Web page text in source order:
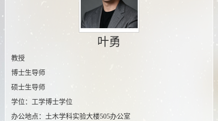
叶勇
教授
博士生导师
硕士生导师
学位：工学博士学位
办公地点： 土木学科实验大楼505办公室